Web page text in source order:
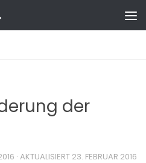
der
· AKTUALISIERT 23. FEBRUAR 2016